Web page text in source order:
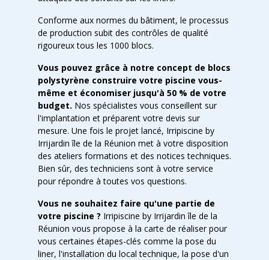
Conforme aux normes du bâtiment, le processus
de production subit des contrôles de qualité
rigoureux tous les 1000 blocs.
Vous pouvez grâce à notre concept de blocs
polystyrène construire votre piscine vous-
même et économiser jusqu'à 50 % de votre
budget. Nos spécialistes vous conseillent sur
l'implantation et préparent votre devis sur
mesure. Une fois le projet lancé, Irripiscine by
Irrijardin île de la Réunion met à votre disposition
des ateliers formations et des notices techniques.
Bien sûr, des techniciens sont à votre service
pour répondre à toutes vos questions.
Vous ne souhaitez faire qu'une partie de
votre piscine ? Irripiscine by Irrijardin île de la
Réunion vous propose à la carte de réaliser pour
vous certaines étapes-clés comme la pose du
liner, l'installation du local technique, la pose d'un